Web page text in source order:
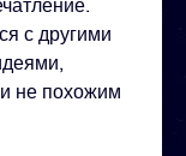
с другими
не похожим